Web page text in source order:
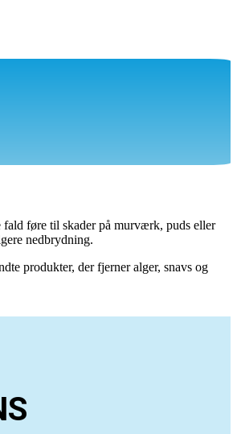
føre til skader på murværk, puds eller
nedbrydning.
produkter, der fjerner alger, snavs og